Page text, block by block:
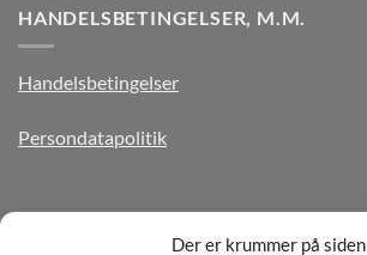
Der er krummer på siden
HANDELSBETINGELSER, M.M.
Handelsbetingelser
Persondatapolitik